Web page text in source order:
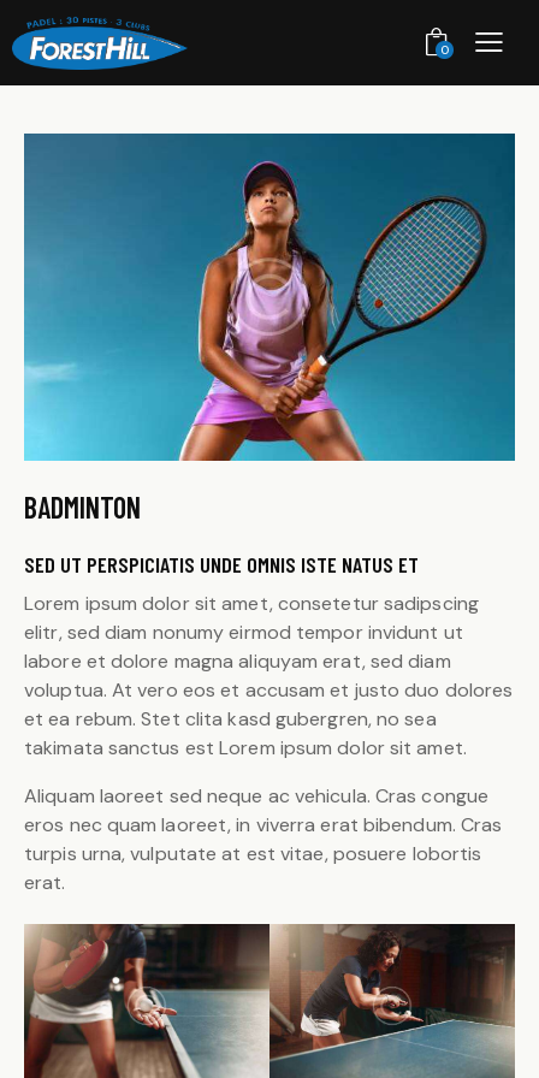
0
BADMINTON
SED UT PERSPICIATIS UNDE OMNIS ISTE NATUS ET
Lorem ipsum dolor sit amet, consetetur sadipscing
elitr, sed diam nonumy eirmod tempor invidunt ut
labore et dolore magna aliquyam erat, sed diam
voluptua. At vero eos et accusam et justo duo dolores
et ea rebum. Stet clita kasd gubergren, no sea
takimata sanctus est Lorem ipsum dolor sit amet.
Aliquam laoreet sed neque ac vehicula. Cras congue
eros nec quam laoreet, in viverra erat bibendum. Cras
turpis urna, vulputate at est vitae, posuere lobortis
erat.